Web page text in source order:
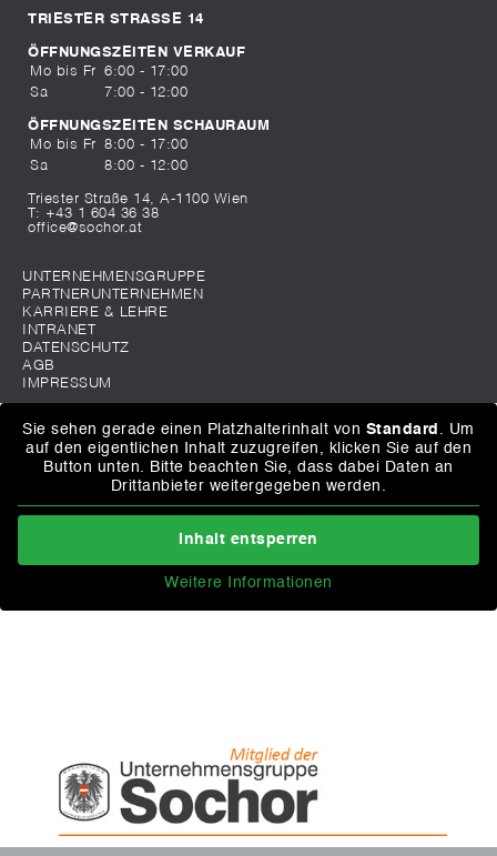
TRIESTER STRASSE 14
ÖFFNUNGSZEITEN VERKAUF
Mo bis Fr
6:00 - 17:00
Sa
7:00 - 12:00
ÖFFNUNGSZEITEN SCHAURAUM
Mo bis Fr
8:00 - 17:00
Sa
8:00 - 12:00
Triester Straße 14, A-1100 Wien
T: +43 1 604 36 38
office@sochor.at
UNTERNEHMENSGRUPPE
PARTNERUNTERNEHMEN
KARRIERE & LEHRE
INTRANET
DATENSCHUTZ
AGB
IMPRESSUM
Sie sehen gerade einen Platzhalterinhalt von Standard . Um
auf den eigentlichen Inhalt zuzugreifen, klicken Sie auf den
Button unten. Bitte beachten Sie, dass dabei Daten an
Drittanbieter weitergegeben werden.
Inhalt entsperren
Weitere Informationen